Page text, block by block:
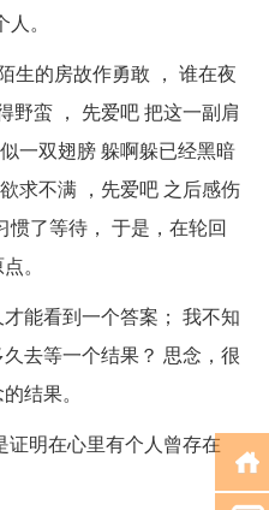
。
生的房故作勇敢 ， 谁在夜
野蛮 ， 先爱吧 把这一副肩
一双翅膀 躲啊躲已经黑暗
求不满 ，先爱吧 之后感伤
惯了等待， 于是，在轮回
。
能看到一个答案； 我不知
去等一个结果？ 思念，很
结果。
明在心里有个人曾存在